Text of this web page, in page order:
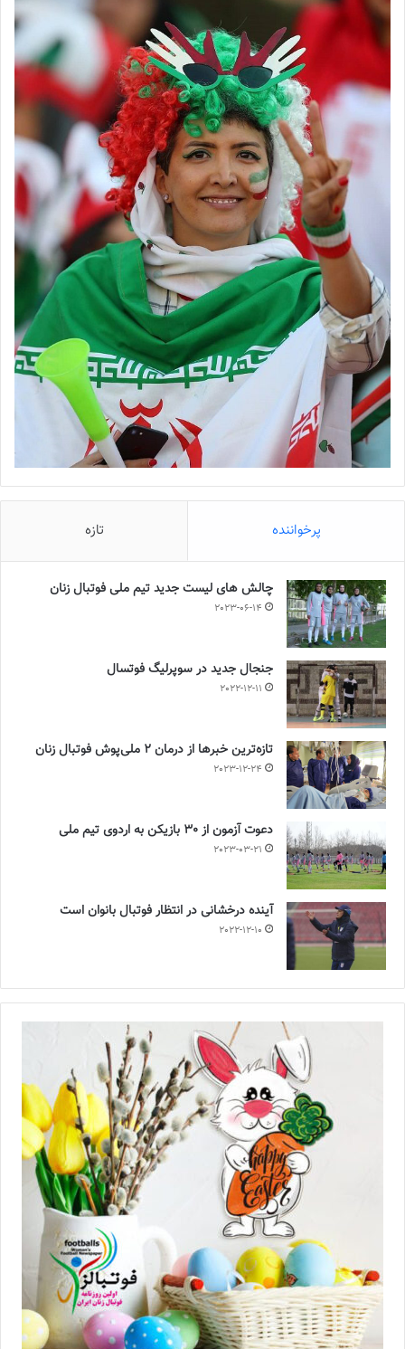
پرخواننده تازه
چالش هاى ليست جدید تيم ملى فوتبال زنان
2023-06-14
جنجال جدید در سوپرلیگ فوتسال
2022-12-11
تازه‌ترین خبرها از درمان ۲ ملی‌پوش فوتبال زنان
2023-12-24
دعوت آزمون از 30 بازیکن به اردوی تیم ملی
2023-03-21
آینده درخشانی در انتظار فوتبال بانوان است
2022-12-10